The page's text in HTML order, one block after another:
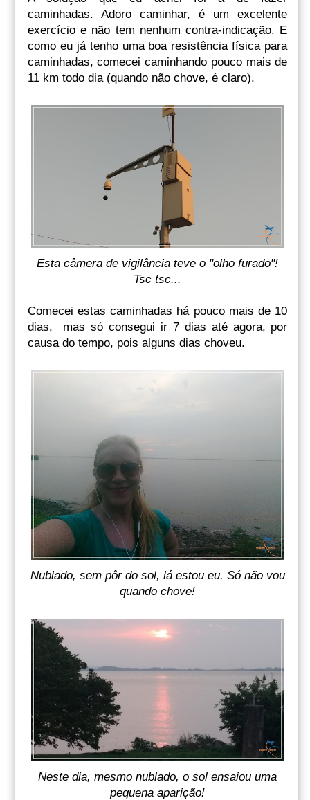
caminhadas. Adoro caminhar, é um excelente
exercício e não tem nenhum contra-indicação. E
como eu já tenho uma boa resistência física para
caminhadas, comecei caminhando pouco mais de
11 km todo dia (quando não chove, é claro).
Esta câmera de vigilância teve o "olho furado"!
Tsc tsc...
Comecei estas caminhadas há pouco mais de 10
dias, mas só consegui ir 7 dias até agora, por
causa do tempo, pois alguns dias choveu.
Nublado, sem pôr do sol, lá estou eu. Só não vou
quando chove!
Neste dia, mesmo nublado, o sol ensaiou uma
pequena aparição!